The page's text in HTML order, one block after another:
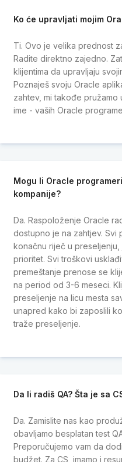
Ko će upravljati mojim
Ti. Ovo je velika prednost
Radite direktno zajedno.
klijentima da upravljaju
Poznaješ svoju Oracle
zahtev, mi takođe
ime - vaših Oracle
Mogu li Oracle
kompanije?
Da. Raspoloženje Oracle
dostupno je na zahtjev. Svi
konačnu riječ u
prioritet. Svi troškovi
premeštanje prenose se
na period od 3-6 meseci.
preseljenje na licu mesta
unapred kako bi zaposlili
traže preseljenje.
Da li radiš QA? Šta je sa
Da. Zamislite nas kao
obavljamo besplatan test
Preporučujemo vam da
budžet. Za CS, imamo i